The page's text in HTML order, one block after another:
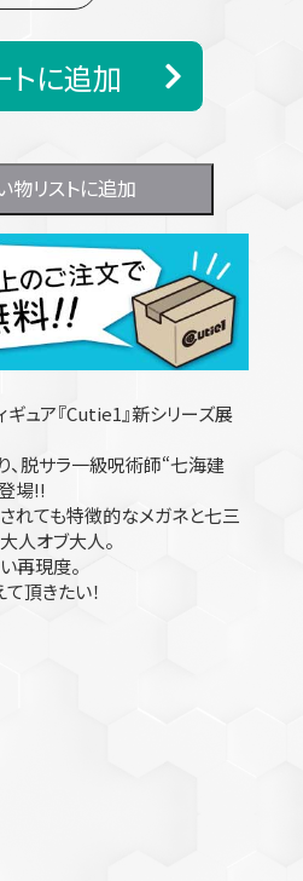
トに追加
物リストに追加
ギュア『Cutie1』新シリーズ展
、脱サラ一級呪術師“七海建
場!!
れても特徴的なメガネと七三
人オブ大人。
再現度。
頂きたい！